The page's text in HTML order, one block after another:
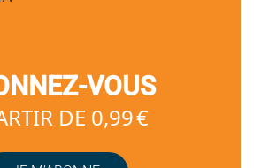
VOUS
DE 0,99 €